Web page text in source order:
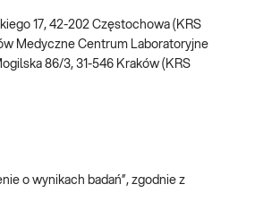
17, 42-202 Częstochowa (KRS
Medyczne Centrum Laboratoryjne
86/3, 31-546 Kraków (KRS
o wynikach badań”, zgodnie z